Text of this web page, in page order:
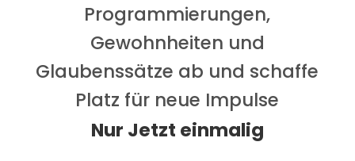
Programmierungen,
Gewohnheiten und
Glaubenssätze ab und schaffe
Platz für neue Impulse
Nur Jetzt einmalig